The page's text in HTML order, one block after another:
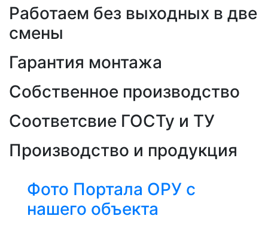
Работаем без выходных в две
смены
Гарантия монтажа
Собственное производство
Соответсвие ГОСТу и ТУ
Производство и продукция
Фото Портала ОРУ с
нашего объекта